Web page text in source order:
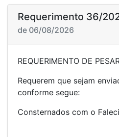
Requerimento 36/
de 06/08/2026
REQUERIMENTO DE
Requerem que sejam
conforme segue:
Consternados com o